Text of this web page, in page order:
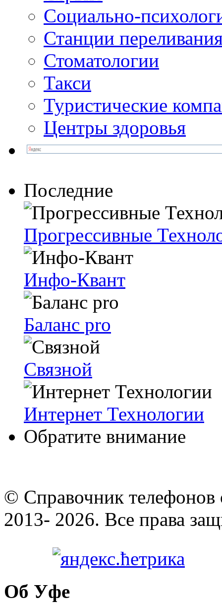
Социально-
Станции
Стоматологии
Такси
Туристические
Центры здоровья
Последние
Прогрессивные
Инфо-Квант
Баланс pro
Связной
Интернет Технологии
Обратите внимание
© Cправочник телефонов
2013- 2026. Все права
Об Уфе